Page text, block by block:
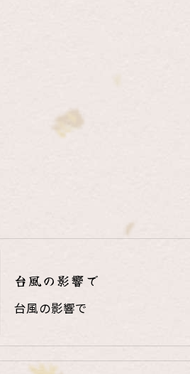
台風の影響で
台風の影響で